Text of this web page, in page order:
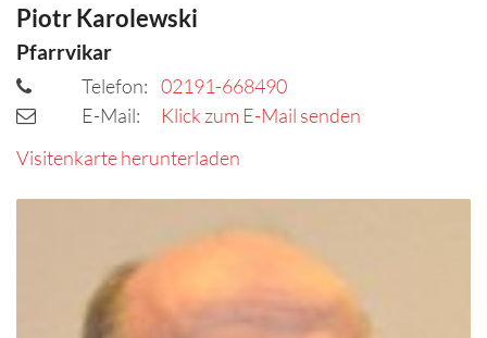
PiotrKarolewski
Pfarrvikar
Telefon: 02191-668490
E-Mail:
Klick zum E-Mail senden
Visitenkarte herunterladen